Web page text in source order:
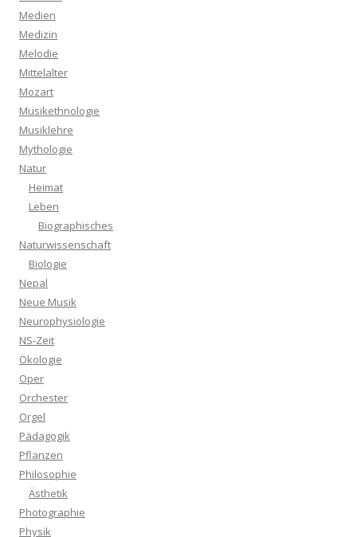
Medien
Medizin
Melodie
Mittelalter
Mozart
Musikethnologie
Musiklehre
Mythologie
Natur
Heimat
Leben
Biographisches
Naturwissenschaft
Biologie
Nepal
Neue Musik
Neurophysiologie
NS-Zeit
Ökologie
Oper
Orchester
Orgel
Pädagogik
Pflanzen
Philosophie
Ästhetik
Photographie
Physik